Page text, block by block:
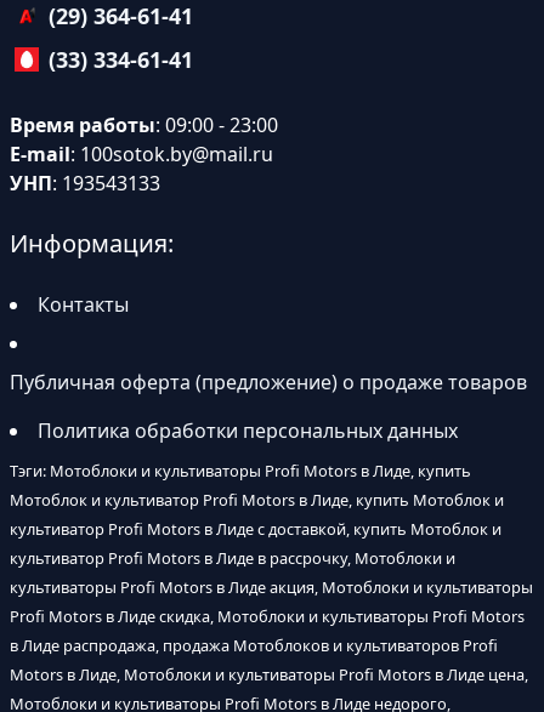
(29) 364-61-41
(33) 334-61-41
Время работы: 09:00 - 23:00
E-mail: 100sotok.by@mail.ru
УНП: 193543133
Информация:
Контакты
Публичная оферта (предложение) о продаже товаров
Политика обработки персональных данных
Тэги: Мотоблоки и культиваторы Profi Motors в Лиде, купить
Мотоблок и культиватор Profi Motors в Лиде, купить Мотоблок и
культиватор Profi Motors в Лиде с доставкой, купить Мотоблок и
культиватор Profi Motors в Лиде в рассрочку, Мотоблоки и
культиваторы Profi Motors в Лиде акция, Мотоблоки и культиваторы
Profi Motors в Лиде скидка, Мотоблоки и культиваторы Profi Motors
в Лиде распродажа, продажа Мотоблоков и культиваторов Profi
Motors в Лиде, Мотоблоки и культиваторы Profi Motors в Лиде цена,
Мотоблоки и культиваторы Profi Motors в Лиде недорого,